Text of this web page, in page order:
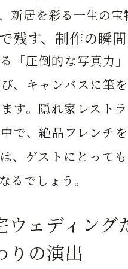
新居を彩る一生の宝
残す、制作の瞬間
「圧倒的な写真力
、キャンバスに筆
す。隠れ家レスト
で、絶品フレンチ
、ゲストにとって
るでしょう。
ウェディング
りの演出